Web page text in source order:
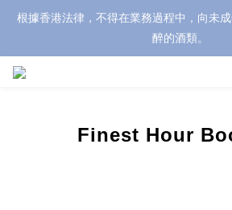
根據香港法律，不得在業務過程中，向未
醉的酒類。
Finest Hour